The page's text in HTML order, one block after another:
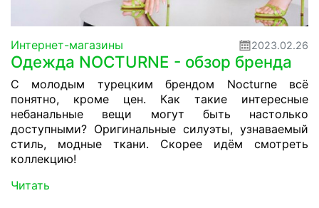
Интернет-магазины 2023.02.26
Одежда NOCTURNE - обзор бренда
С молодым турецким брендом Nocturne всё
понятно, кроме цен. Как такие интересные
небанальные вещи могут быть настолько
доступными? Оригинальные силуэты, узнаваемый
стиль, модные ткани. Скорее идём смотреть
коллекцию!
Читать